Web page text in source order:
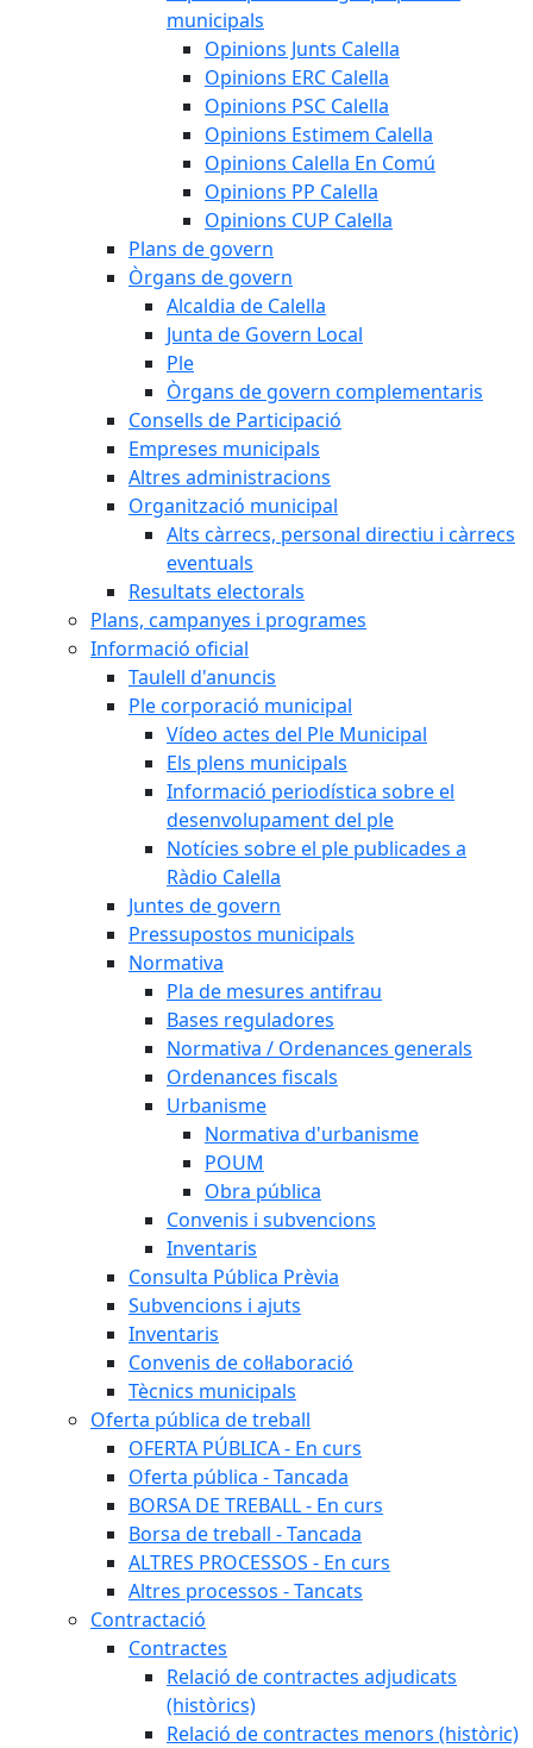
municipals
Opinions Junts Calella
Opinions ERC Calella
Opinions PSC Calella
Opinions Estimem Calella
Opinions Calella En Comú
Opinions PP Calella
Opinions CUP Calella
Plans de govern
Òrgans de govern
Alcaldia de Calella
Junta de Govern Local
Ple
Òrgans de govern complementaris
Consells de Participació
Empreses municipals
Altres administracions
Organització municipal
Alts càrrecs, personal directiu i càrrecs
eventuals
Resultats electorals
Plans, campanyes i programes
Informació oficial
Taulell d'anuncis
Ple corporació municipal
Vídeo actes del Ple Municipal
Els plens municipals
Informació periodística sobre el
desenvolupament del ple
Notícies sobre el ple publicades a
Ràdio Calella
Juntes de govern
Pressupostos municipals
Normativa
Pla de mesures antifrau
Bases reguladores
Normativa / Ordenances generals
Ordenances fiscals
Urbanisme
Normativa d'urbanisme
POUM
Obra pública
Convenis i subvencions
Inventaris
Consulta Pública Prèvia
Subvencions i ajuts
Inventaris
Convenis de col·laboració
Tècnics municipals
Oferta pública de treball
OFERTA PÚBLICA - En curs
Oferta pública - Tancada
BORSA DE TREBALL - En curs
Borsa de treball - Tancada
ALTRES PROCESSOS - En curs
Altres processos - Tancats
Contractació
Contractes
Relació de contractes adjudicats
(històrics)
Relació de contractes menors (històric)